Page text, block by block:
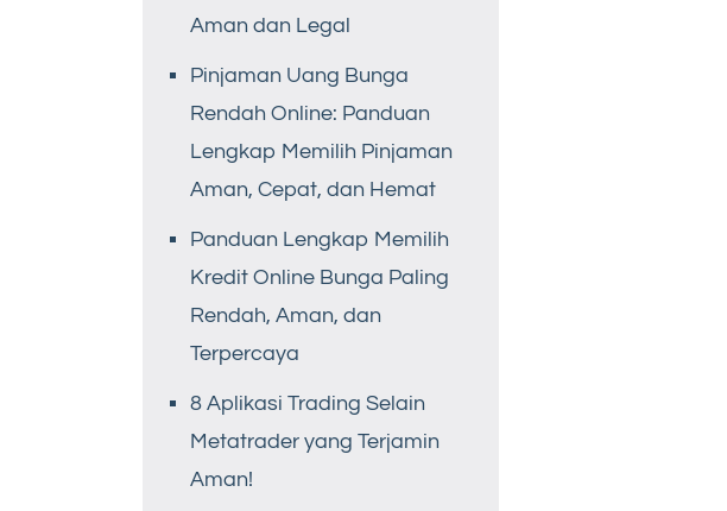
Aman dan Legal
Pinjaman Uang Bunga
Rendah Online: Panduan
Lengkap Memilih Pinjaman
Aman, Cepat, dan Hemat
Panduan Lengkap Memilih
Kredit Online Bunga Paling
Rendah, Aman, dan
Terpercaya
8 Aplikasi Trading Selain
Metatrader yang Terjamin
Aman!